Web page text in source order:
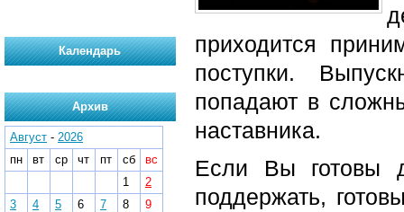
приходится
поступки.
попадают в
наставника.
Если Вы готовы
поддержать,
Календарь
Архив
Август - 2026
пн
вт ср чт пт сб
вс
1
2
3
4 5 6 7 8
9